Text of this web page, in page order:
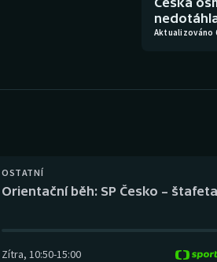
Aktualizováno
OSTATNÍ
Orientační běh: SP Česko – štafeta
Zítra, 10:50-15:00